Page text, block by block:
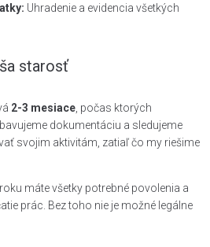
Uhradenie a evidencia všetkých
starosť
2-3 mesiace , počas ktorých
dokumentáciu a sledujeme
svojim aktivitám, zatiaľ čo my riešime
máte všetky potrebné povolenia a
prác. Bez toho nie je možné legálne